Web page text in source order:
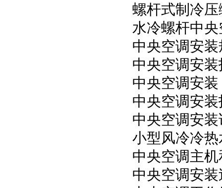
螺杆式制冷
水冷螺杆中
中央空调安
中央空调安
中央空调安装
中央空调安
中央空调安装
小型风冷冷
中央空调主
中央空调安装